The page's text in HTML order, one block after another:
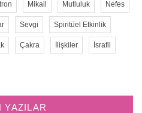
Mikail Mutluluk Nefes
Sevgi Spiritüel Etkinlik
Çakra İlişkiler İsrafil
YAZILAR